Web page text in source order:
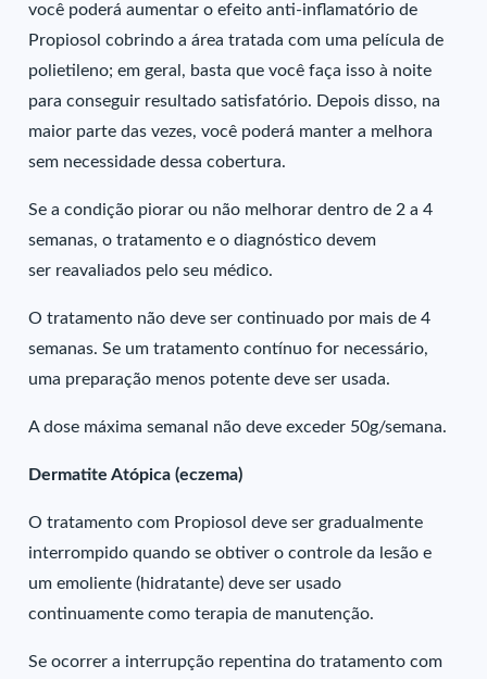
você poderá aumentar o efeito anti-inflamatório de
Propiosol cobrindo a área tratada com uma película de
polietileno; em geral, basta que você faça isso à noite
para conseguir resultado satisfatório. Depois disso, na
maior parte das vezes, você poderá manter a melhora
sem necessidade dessa cobertura.
Se a condição piorar ou não melhorar dentro de 2 a 4
semanas, o tratamento e o diagnóstico devem
ser reavaliados pelo seu médico.
O tratamento não deve ser continuado por mais de 4
semanas. Se um tratamento contínuo for necessário,
uma preparação menos potente deve ser usada.
A dose máxima semanal não deve exceder 50g/semana.
Dermatite Atópica (eczema)
O tratamento com Propiosol deve ser gradualmente
interrompido quando se obtiver o controle da lesão e
um emoliente (hidratante) deve ser usado
continuamente como terapia de manutenção.
Se ocorrer a interrupção repentina do tratamento com